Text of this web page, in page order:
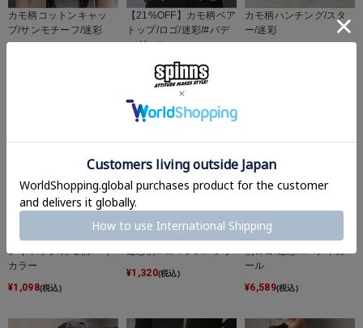
カモ柄コットンキャッ
プ/サンモチーフ/迷彩
【21%OFF】カモ柄ベア
トップ/ロゴ/迷彩/#バデ
ィガール
2,189(税込)
カモ柄ハンチング/スタ
ー/迷彩
【50%OFF】無地コット
ンキャップ/カモ柄/バイ
カラー
¥1,098(税込)
迷彩柄/#ロマンスパンク
¥1,320(税込)
裏毛ワイドパンツ/カモ
柄ロゴ/迷彩/#バディガ
ール
¥6,589(税込)